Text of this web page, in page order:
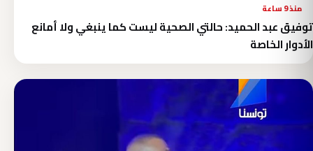
منذ 9 ساعة
توفيق عبد الحميد: حالتي الصحية ليست كما ينبغي ولا أمانع
الأدوار الخاصة